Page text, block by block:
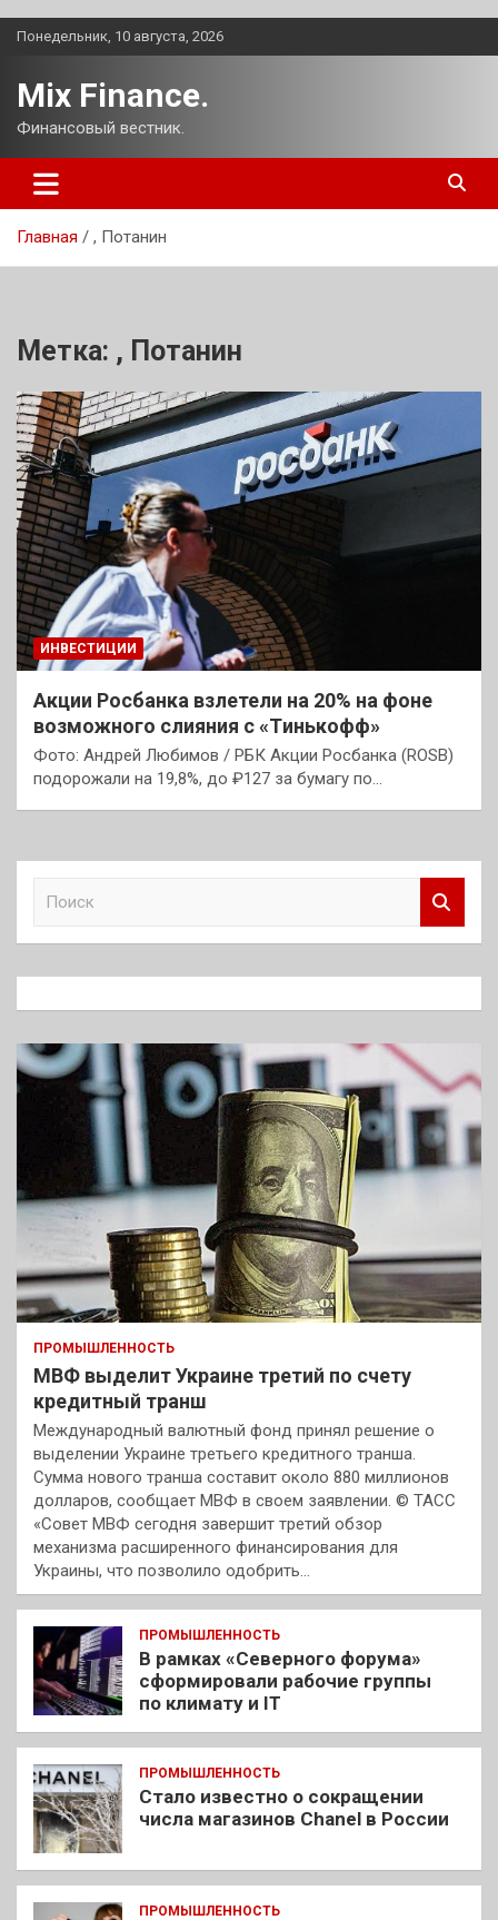
Перейти
Понедельник, 10 августа, 2026
Mix Finance.
Финансовый вестник.
Главная , Потанин
Метка: , Потанин
ИНВЕСТИЦИИ
Акции Росбанка взлетели на 20% на фоне
возможного слияния с «Tинькофф»
Фото: Андрей Любимов / РБК Акции Росбанка (ROSB)
подорожали на 19,8%, до ₽127 за бумагу по…
к
ПРОМЫШЛЕННОСТЬ
МВФ выделит Украине третий по счету
кредитный транш
Международный валютный фонд принял решение о
выделении Украине третьего кредитного транша.
Сумма нового транша составит около 880 миллионов
долларов, сообщает МВФ в своем заявлении. © ТАСС
«Совет МВФ сегодня завершит третий обзор
механизма расширенного финансирования для
Украины, что позволило одобрить…
ПРОМЫШЛЕННОСТЬ
В рамках «Северного форума»
сформировали рабочие группы
по климату и IT
ПРОМЫШЛЕННОСТЬ
Стало известно о сокращении
числа магазинов Chanel в России
ПРОМЫШЛЕННОСТЬ